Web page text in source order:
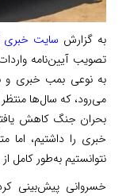
به گزارش سایت خبری
تصویب آیین‌نامه
به نوعی بمب خبری و
می‌رود، که سال‌ها
بحران جنگ کاهش
خبری را داشتیم، اما
نتوانستیم به‌طور کامل
خسروانی پیش‌بینی